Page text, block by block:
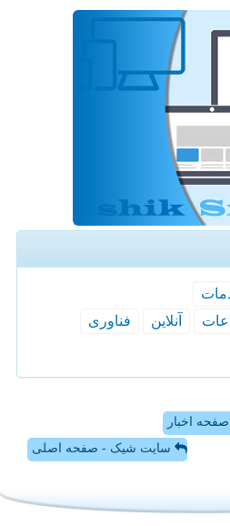
آنلاین
فناوری
صفحه اخبار
سایت شیک - صفحه اصلی